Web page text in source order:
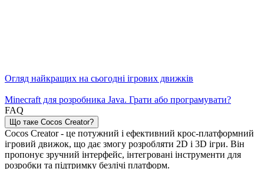
Огляд найкращих на сьогодні ігрових движків
Minecraft для розробника Java. Грати або програмувати?
FAQ
Що таке Cocos Creator?
Cocos Creator - це потужний і ефективний крос-платформний
ігровий движок, що дає змогу розробляти 2D і 3D ігри. Він
пропонує зручний інтерфейс, інтегровані інструменти для
розробки та підтримку безлічі платформ.